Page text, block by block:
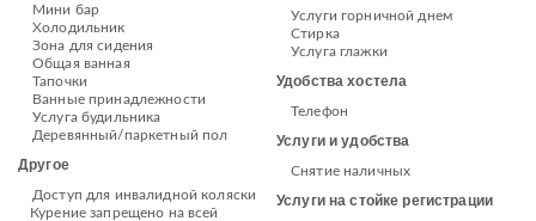
Мини бар
Холодильник
Зона для сидения
Общая ванная
Тапочки
Ванные принадлежности
Услуга будильника
Деревянный/паркетный пол
Другое
Доступ для инвалидной коляски
Курение запрещено на всей
Услуги горничной днем
Стирка
Услуга глажки
Удобства хостела
Телефон
Услуги и удобства
Снятие наличных
Услуги на стойке регистрации